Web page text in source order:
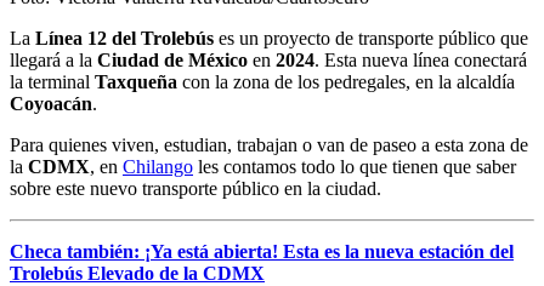
La Línea 12 del Trolebús es un proyecto de transporte público que
llegará a la Ciudad de México en 2024. Esta nueva línea conectará
la terminal Taxqueña con la zona de los pedregales, en la alcaldía
Coyoacán.
Para quienes viven, estudian, trabajan o van de paseo a esta zona de
la CDMX, en Chilango les contamos todo lo que tienen que saber
sobre este nuevo transporte público en la ciudad.
Checa también: ¡Ya está abierta! Esta es la nueva estación del
Trolebús Elevado de la CDMX